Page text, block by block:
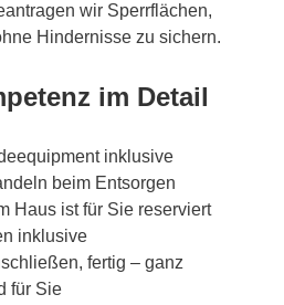
wir Sperrflächen,
Hindernisse zu sichern.
im Detail
inklusive
beim Entsorgen
Haus ist für Sie reserviert
inklusive
fertig – ganz
für Sie